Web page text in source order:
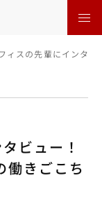
ィスの先輩にインタ
ビュー！
働きごこち